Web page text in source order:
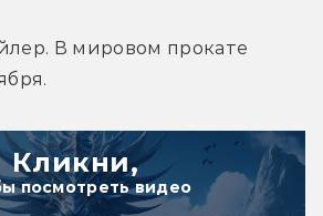
В мировом прокате
Кликни,
посмотреть видео